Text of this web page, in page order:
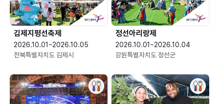
김제지평선축제
2026.10.01~2026.10.05
전북특별자치도 김제시
정선아리랑제
2026.10.01~2026.10.04
강원특별자치도 정선군